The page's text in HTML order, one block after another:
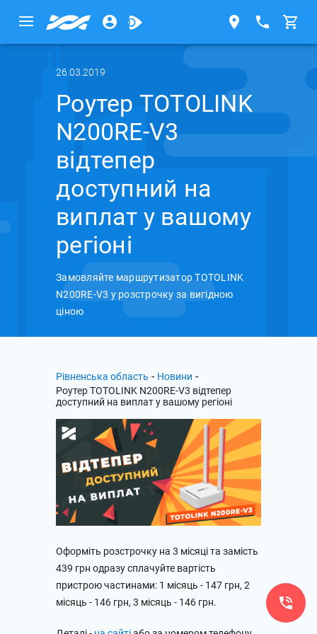
26.03.2019
Роутер TOTOLINK
N200RE-V3
відтепер
доступний на
виплат у вашому
регіоні
Замовляйте маршрутизатор TOTOLINK
N200RE-V3 у розстрочку за вигідною
ціною
Рівненська область - Новини -
Роутер TOTOLINK N200RE-V3 відтепер
доступний на виплат у вашому регіоні
Оформіть розстрочку на 3 місяці та замість
439 грн одразу сплачуйте вартість
пристрою частинами: 1 місяць - 147 грн, 2
місяць - 146 грн, 3 місяць - 146 грн.